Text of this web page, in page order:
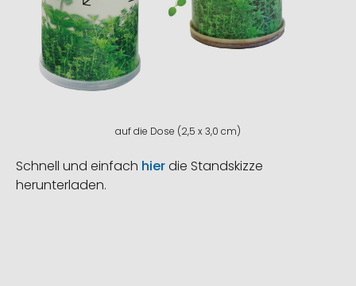
auf die Dose (2,5 x 3,0 cm)
Schnell und einfach hierdie Standskizze
herunterladen.